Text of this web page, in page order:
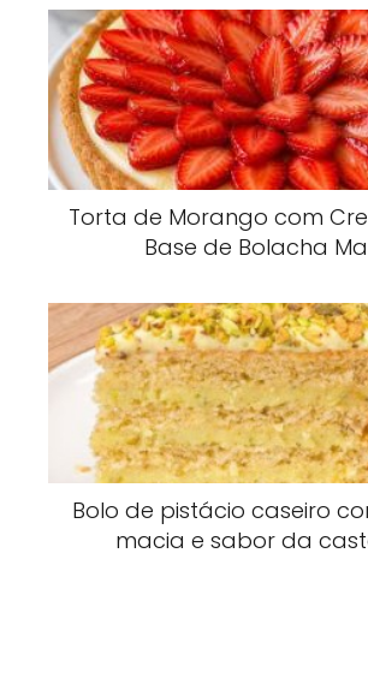
Torta de Morango com
Base de Bolacha
Bolo de pistácio caseiro
macia e sabor da